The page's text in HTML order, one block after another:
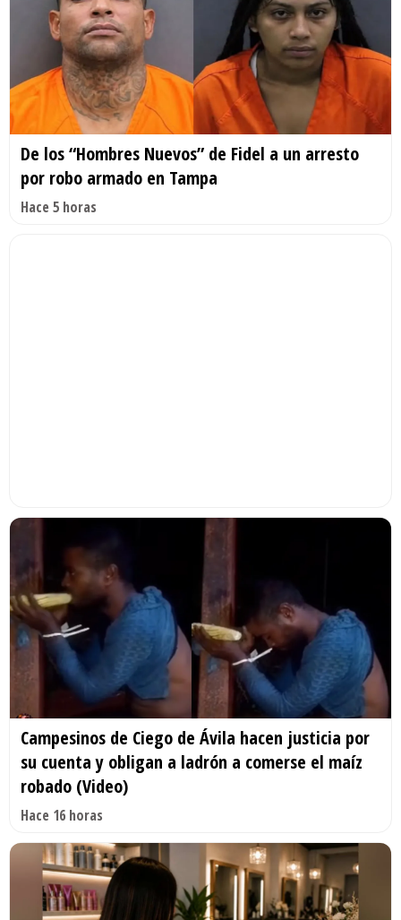
De los “Hombres Nuevos” de Fidel a un arresto
por robo armado en Tampa
Hace 5 horas
Campesinos de Ciego de Ávila hacen justicia por
su cuenta y obligan a ladrón a comerse el maíz
robado (Video)
Hace 16 horas